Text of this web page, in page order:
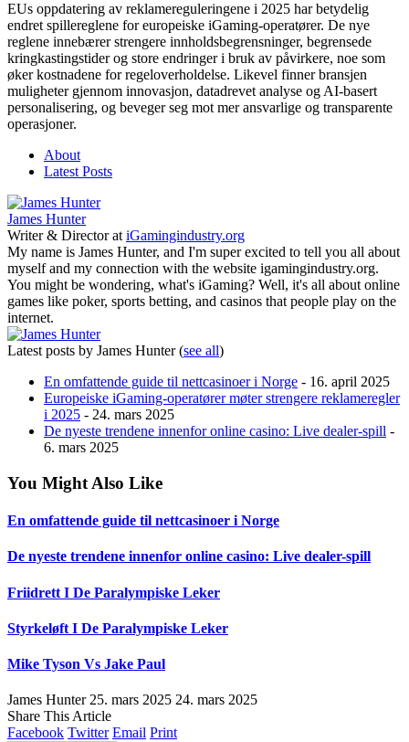
EUs oppdatering av reklamereguleringene i 2025 har betydelig
endret spillereglene for europeiske iGaming-operatører. De nye
reglene innebærer strengere innholdsbegrensninger, begrensede
kringkastingstider og store endringer i bruk av påvirkere, noe som
øker kostnadene for regeloverholdelse. Likevel finner bransjen
muligheter gjennom innovasjon, datadrevet analyse og AI-basert
personalisering, og beveger seg mot mer ansvarlige og transparente
operasjoner.
About
Latest Posts
James Hunter
Writer & Directorat iGamingindustry.org
My name is James Hunter, and I'm super excited to tell you all about
myself and my connection with the website igamingindustry.org.
You might be wondering, what's iGaming? Well, it's all about online
games like poker, sports betting, and casinos that people play on the
internet.
Latest posts by James Hunter(see all)
En omfattende guide til nettcasinoer i Norge - 16. april 2025
Europeiske iGaming-operatører møter strengere reklameregler
i 2025 - 24. mars 2025
De nyeste trendene innenfor online casino: Live dealer-spill -
6. mars 2025
You Might Also Like
En omfattende guide til nettcasinoer i Norge
De nyeste trendene innenfor online casino: Live dealer-spill
Friidrett I De Paralympiske Leker
Styrkeløft I De Paralympiske Leker
Mike Tyson Vs Jake Paul
James Hunter 25. mars 2025 24. mars 2025
Share This Article
Facebook Twitter Email Print